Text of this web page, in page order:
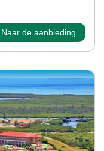
Naar de aanbieding